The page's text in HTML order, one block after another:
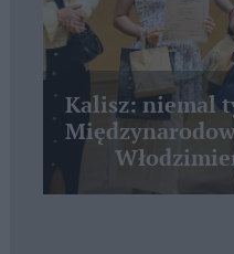
Kalisz: niemal